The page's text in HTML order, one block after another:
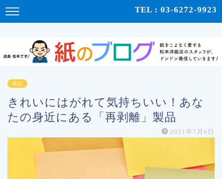
TEL : 03-6272-9923
商品
きれいにはがれて気持ちいい！あな
たの身近にある「再剥離」製品
2021年7月6日